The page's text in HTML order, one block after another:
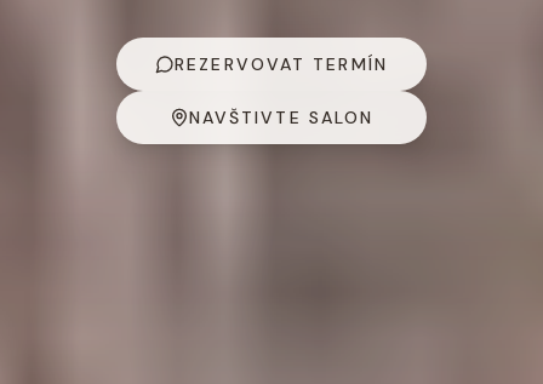
REZERVOVAT TERMÍN
NAVŠTIVTE SALON